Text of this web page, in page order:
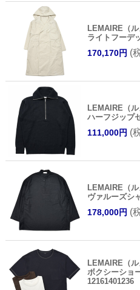
LEMAIRE（ル
ライトフーデ
170,170円 (
LEMAIRE（ル
ハーフジップ
111,000円 (
LEMAIRE（ル
ヴァルーズシ
178,000円 (
LEMAIRE（ル
ボクシーショ
12161401236